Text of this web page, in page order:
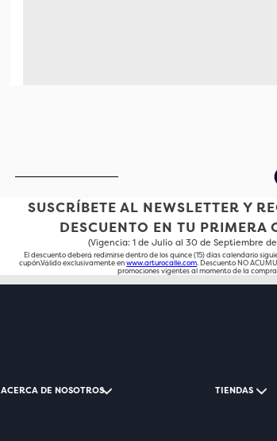
SUSCRÍBETE AL NEWSLETTER Y
DESCUENTO EN TU PRIMERA
(Vigencia: 1 de Julio al 30 de Septiembre
El descuento deberá redimirse dentro de los quince (15) días calendario
cupón.Válido exclusivamente enwww.arturocalle.com. Descuento NO
promociones vigentes al momento de la
ACERCA DE NOSOTROS TIENDAS